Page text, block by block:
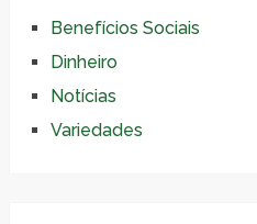
Benefícios Sociais
Dinheiro
Notícias
Variedades